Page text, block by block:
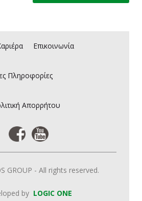
Επικοινωνία
Πληροφορίες
Απορρήτου
GROUP - All rights reserved.
by LOGIC ONE